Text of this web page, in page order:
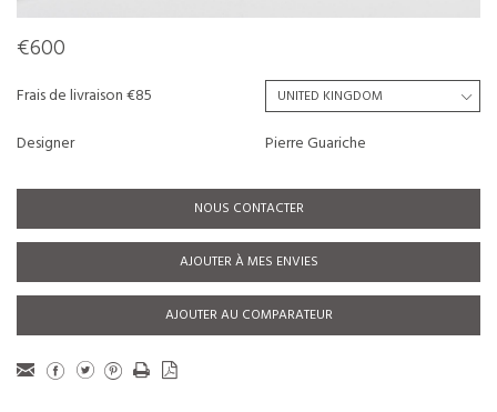
€600
Frais de livraison €85
Designer
Pierre Guariche
NOUS CONTACTER
AJOUTER À MES ENVIES
AJOUTER AU COMPARATEUR